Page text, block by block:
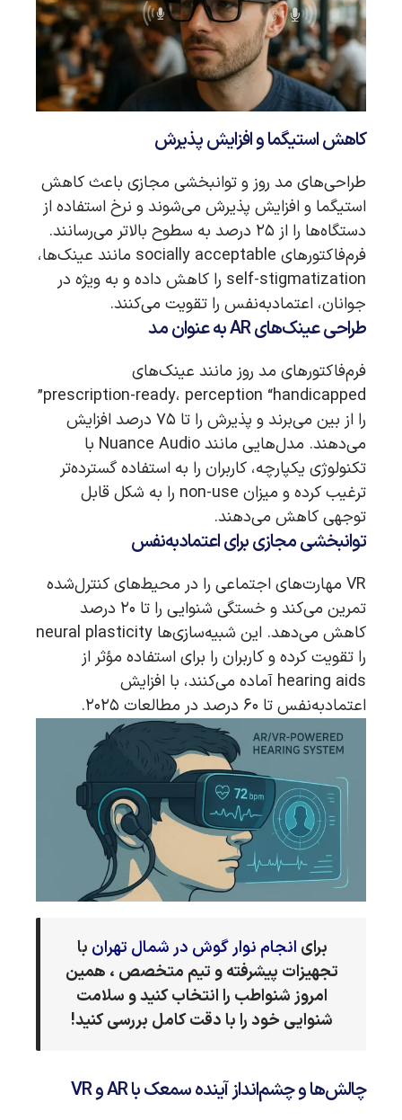
کاهش استیگما و افزایش پذیرش
طراحی‌های مد روز و توانبخشی مجازی باعث کاهش
استیگما و افزایش پذیرش می‌شوند و نرخ استفاده از
دستگاه‌ها را از ۲۵ درصد به سطوح بالاتر می‌رسانند.
فرم‌فاکتورهای socially acceptable مانند عینک‌ها،
self-stigmatization را کاهش داده و به ویژه در
جوانان، اعتمادبه‌نفس را تقویت می‌کنند.
طراحی عینک‌های AR به عنوان مد
فرم‌فاکتورهای مد روز مانند عینک‌های
prescription-ready، perception “handicapped”
را از بین می‌برند و پذیرش را تا ۷۵ درصد افزایش
می‌دهند. مدل‌هایی مانند Nuance Audio با
تکنولوژی یکپارچه، کاربران را به استفاده گسترده‌تر
ترغیب کرده و میزان non-use را به شکل قابل
توجهی کاهش می‌دهند.
توانبخشی مجازی برای اعتمادبه‌نفس
VR مهارت‌های اجتماعی را در محیط‌های کنترل‌شده
تمرین می‌کند و خستگی شنوایی را تا ۲۰ درصد
کاهش می‌دهد. این شبیه‌سازی‌ها neural plasticity
را تقویت کرده و کاربران را برای استفاده مؤثر از
hearing aids آماده می‌کنند، با افزایش
اعتمادبه‌نفس تا ۶۰ درصد در مطالعات ۲۰۲۵.
برای انجام نوار گوش در شمال تهران با
تجهیزات پیشرفته و تیم متخصص ، همین
امروز شنواطب را انتخاب کنید و سلامت
شنوایی خود را با دقت کامل بررسی کنید!
چالش‌ها و چشم‌انداز آینده سمعک با AR و VR